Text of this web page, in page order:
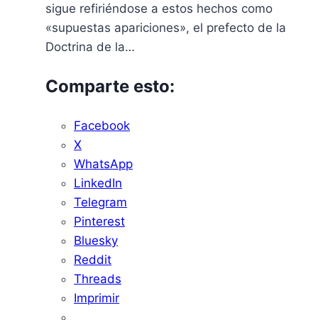
sigue refiriéndose a estos hechos como
«supuestas apariciones», el prefecto de la
Doctrina de la…
Comparte esto:
Facebook
X
WhatsApp
LinkedIn
Telegram
Pinterest
Bluesky
Reddit
Threads
Imprimir